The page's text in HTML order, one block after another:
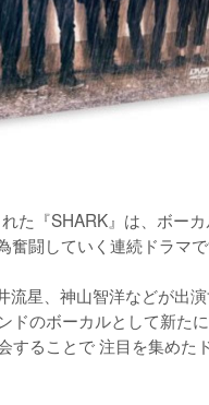
た『SHARK』は、ボー
闘していく連続ドラマで
星、神山智洋などが出
ドのボーカルとして新た
することで 注目を集めた